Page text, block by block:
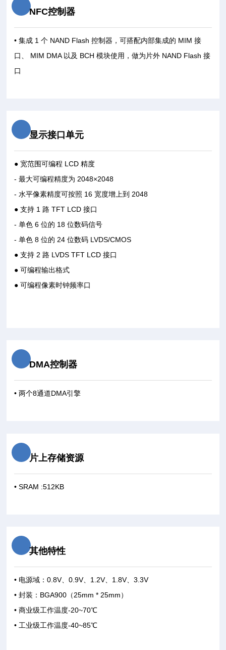
NFC控制器
• 集成 1 个 NAND Flash 控制器，可搭配内部集成的 MIM 接
口、 MIM DMA 以及 BCH 模块使用，做为片外 NAND Flash 接
口
显示接口单元
● 宽范围可编程 LCD 精度
- 最大可编程精度为 2048×2048
- 水平像素精度可按照 16 宽度增上到 2048
● 支持 1 路 TFT LCD 接口
- 单色 6 位的 18 位数码信号
- 单色 8 位的 24 位数码 LVDS/CMOS
● 支持 2 路 LVDS TFT LCD 接口
● 可编程输出格式
● 可编程像素时钟频率口
DMA控制器
• 两个8通道DMA引擎
片上存储资源
• SRAM :512KB
其他特性
• 电源域：0.8V、0.9V、1.2V、1.8V、3.3V
• 封装：BGA900（25mm * 25mm）
• 商业级工作温度-20~70℃
• 工业级工作温度-40~85℃